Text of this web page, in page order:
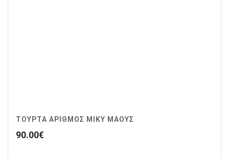
ΤΟΥΡΤΑ ΑΡΙΘΜΟΣ ΜΙΚΥ ΜΑΟΥΣ
90.00€